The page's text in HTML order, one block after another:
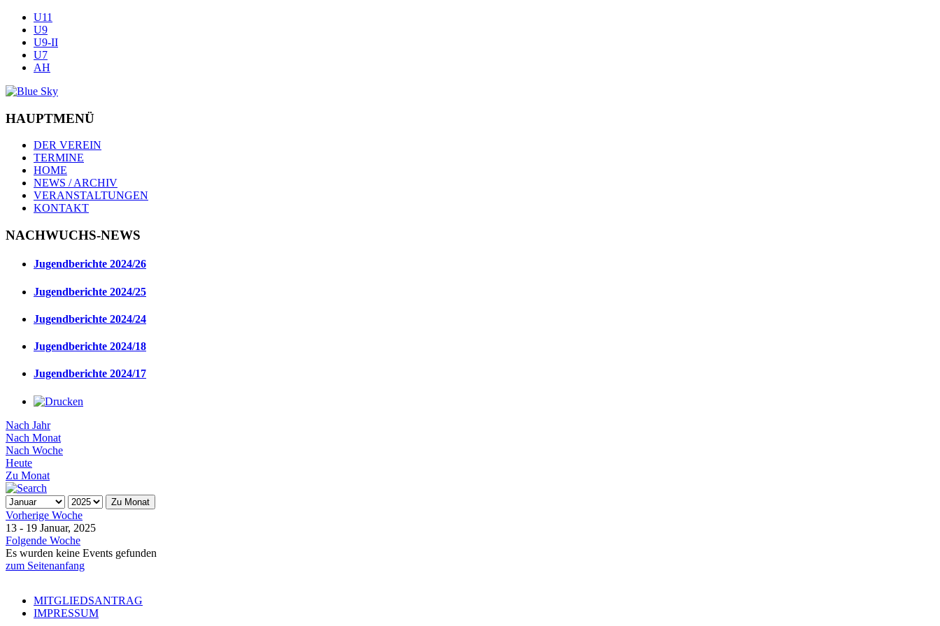
U11
U9
U9-II
U7
AH
HAUPTMENÜ
DER VEREIN
TERMINE
HOME
NEWS / ARCHIV
VERANSTALTUNGEN
KONTAKT
NACHWUCHS-NEWS
Jugendberichte 2024/26
Jugendberichte 2024/25
Jugendberichte 2024/24
Jugendberichte 2024/18
Jugendberichte 2024/17
Nach Jahr
Nach Monat
Nach Woche
Heute
Zu Monat
Zu Monat
Vorherige Woche
13 - 19 Januar, 2025
Folgende Woche
Es wurden keine Events gefunden
zum Seitenanfang
MITGLIEDSANTRAG
IMPRESSUM